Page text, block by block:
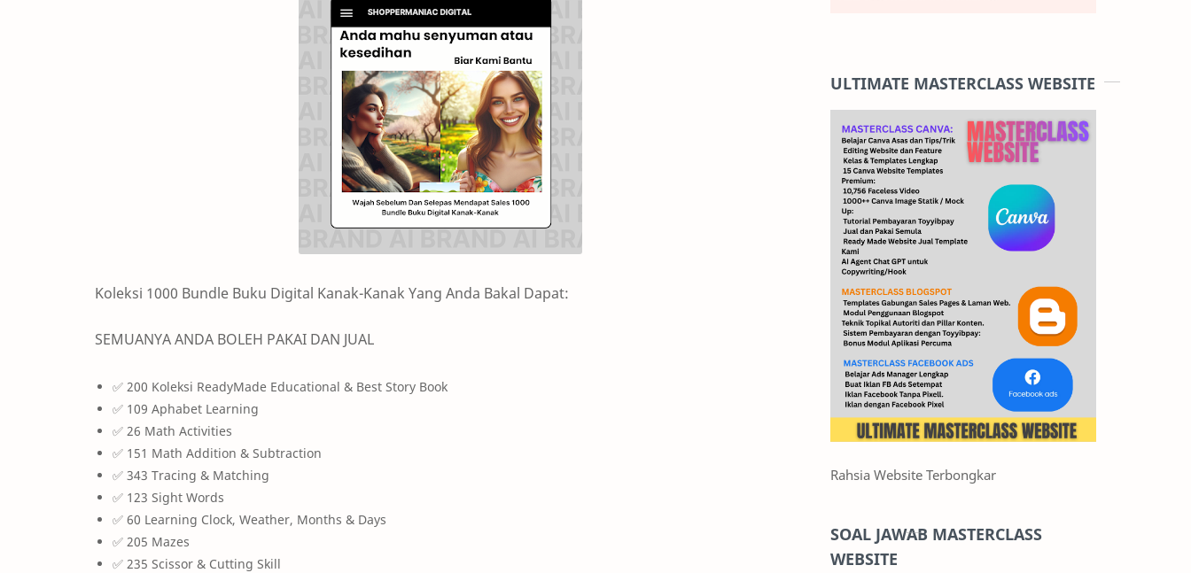
Koleksi 1000 Bundle Buku Digital Kanak-Kanak Yang Anda Bakal Dapat:
SEMUANYA ANDA BOLEH PAKAI DAN JUAL
✅ 200 Koleksi ReadyMade Educational & Best Story Book
✅ 109 Aphabet Learning
✅ 26 Math Activities
✅ 151 Math Addition & Subtraction
✅ 343 Tracing & Matching
✅ 123 Sight Words
✅ 60 Learning Clock, Weather, Months & Days
✅ 205 Mazes
✅ 235 Scissor & Cutting Skill
ULTIMATE MASTERCLASS WEBSITE
Rahsia Website Terbongkar
SOAL JAWAB MASTERCLASS
WEBSITE